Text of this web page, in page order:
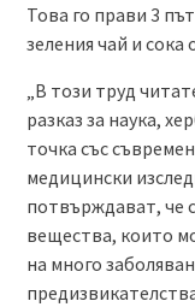
Това го прави 3
зеления чай и сока
„В този труд
разказ за наука,
точка със
медицински
потвърждават, че
вещества, които
на много